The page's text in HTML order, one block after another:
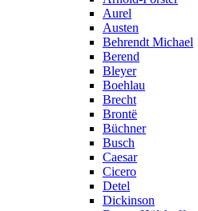
Aurel
Austen
Behrendt Michael
Berend
Bleyer
Boehlau
Brecht
Brontë
Büchner
Busch
Caesar
Cicero
Detel
Dickinson